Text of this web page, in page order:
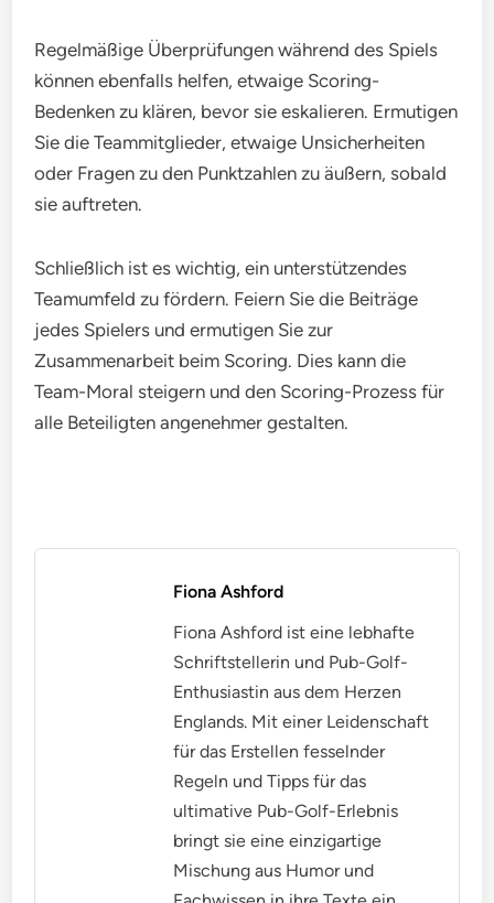
Regelmäßige Überprüfungen während des Spiels
können ebenfalls helfen, etwaige Scoring-
Bedenken zu klären, bevor sie eskalieren. Ermutigen
Sie die Teammitglieder, etwaige Unsicherheiten
oder Fragen zu den Punktzahlen zu äußern, sobald
sie auftreten.
Schließlich ist es wichtig, ein unterstützendes
Teamumfeld zu fördern. Feiern Sie die Beiträge
jedes Spielers und ermutigen Sie zur
Zusammenarbeit beim Scoring. Dies kann die
Team-Moral steigern und den Scoring-Prozess für
alle Beteiligten angenehmer gestalten.
Fiona Ashford
Fiona Ashford ist eine lebhafte
Schriftstellerin und Pub-Golf-
Enthusiastin aus dem Herzen
Englands. Mit einer Leidenschaft
für das Erstellen fesselnder
Regeln und Tipps für das
ultimative Pub-Golf-Erlebnis
bringt sie eine einzigartige
Mischung aus Humor und